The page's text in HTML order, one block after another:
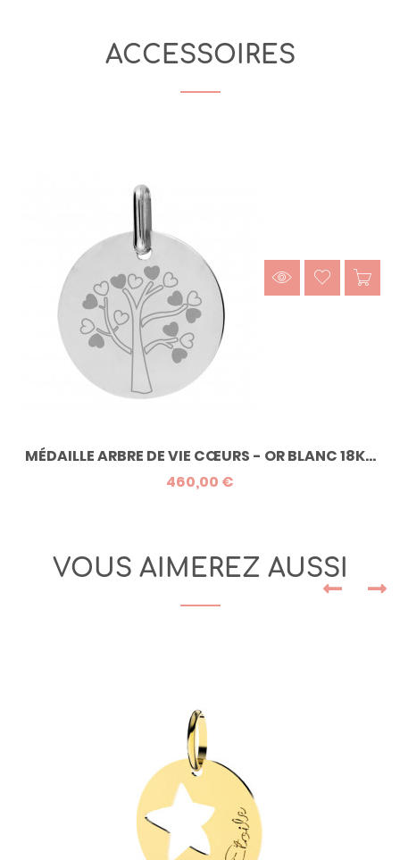
ACCESSOIRES
MÉDAILLE ARBRE DE VIE CŒURS - OR BLANC 18K...
460,00 €
VOUS AIMEREZ AUSSI